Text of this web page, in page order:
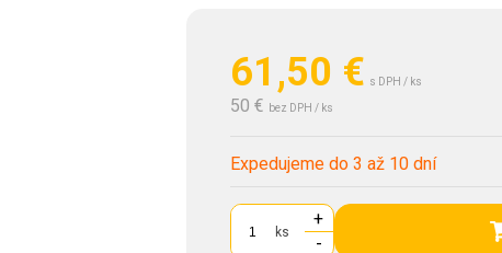
61,50 € s DPH / ks
50 € bez DPH / ks
Expedujeme do 3 až 10 dní
ks
+
-